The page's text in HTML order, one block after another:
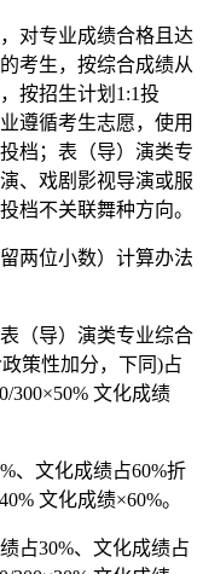
对专业成绩合格且达
考生，按综合成绩从
按招生计划1:1投
遵循考生志愿，使用
档；表（导）演类专
、戏剧影视导演或服
档不关联舞种方向。
两位小数）计算办法
（导）演类专业综合
策性加分，下同)占
300×50% 文化成绩
文化成绩占60%折
文化成绩×60%。
30%、文化成绩占